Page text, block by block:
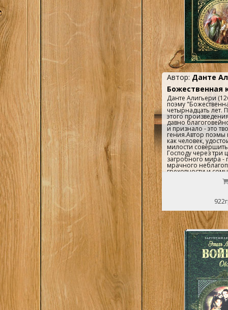
Автор: Данте
Божественная
Данте Алигьери
поэму
четырнадцать лет.
этого
давно
и признало - это
гения.Автор поэмы
как человек,
милости
Господу через три
загробного мира -
мрачного
греховности и
истины и светлого